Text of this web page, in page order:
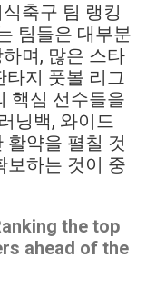
축구 팀 랭킹
팀들은 대부분
며, 많은 스타
타지 풋볼 리그
핵심 선수들을
닝백, 와이드
활약을 펼칠 것
보하는 것이 중
the top
ahead of the